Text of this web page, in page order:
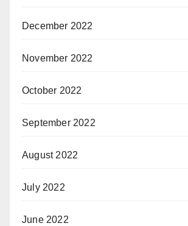
December 2022
November 2022
October 2022
September 2022
August 2022
July 2022
June 2022